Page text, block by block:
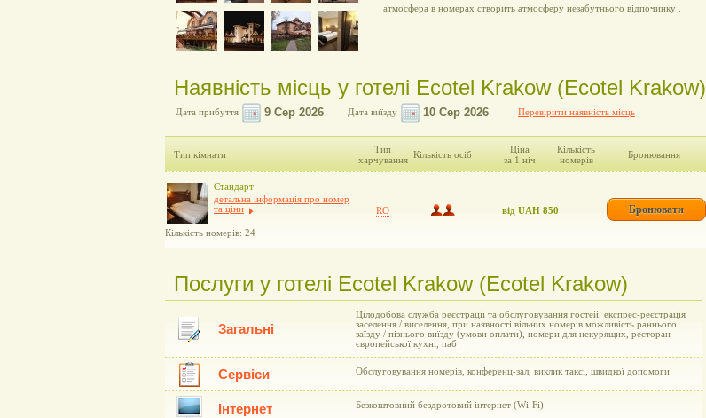
атмосфера в номерах створить атмосферу незабутнього відпочинку .
Наявність місць у готелі Ecotel Krakow (Ecotel Krakow)
Дата прибуття Дата виїзду Перевірити наявність місць
Тип кімнати
Тип
харчування Кількість осіб
Ціна
за 1 ніч
Кількість
номерів
Бронювання
Стандарт
детальна інформація про номер
та ціни
Кількість номерів: 24
RO від UAH 850 Бронювати
Послуги у готелі Ecotel Krakow (Ecotel Krakow)
Загальні
Цілодобова служба реєстрації та обслуговування гостей, експрес-реєстрація
заселення / виселення, при наявності вільних номерів можливість раннього
заїзду / пізнього виїзду (умови оплати), номери для некурящих, ресторан
європейської кухні, паб
Сервіси Обслуговування номерів, конференц-зал, виклик таксі, швидкої допомоги
Інтернет Безкоштовний бездротовий інтернет (Wi-Fi)